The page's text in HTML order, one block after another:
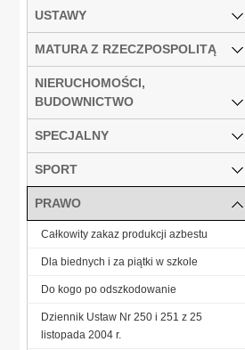
USTAWY
MATURA Z RZECZPOSPOLITĄ
NIERUCHOMOŚCI,
BUDOWNICTWO
SPECJALNY
SPORT
PRAWO
Całkowity zakaz produkcji azbestu
Dla biednych i za piątki w szkole
Do kogo po odszkodowanie
Dziennik Ustaw Nr 250 i 251 z 25
listopada 2004 r.